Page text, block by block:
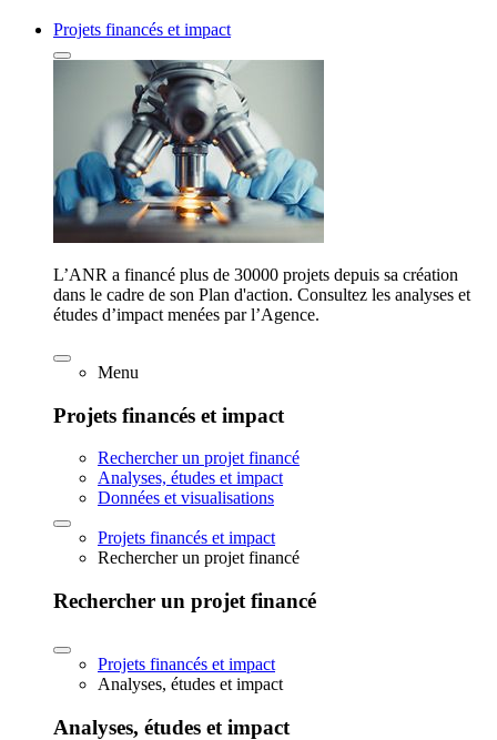
Projets financés et impact
L’ANR a financé plus de 30000 projets depuis sa création
dans le cadre de son Plan d'action. Consultez les analyses et
études d’impact menées par l’Agence.
Menu
Projets financés et impact
Rechercher un projet financé
Analyses, études et impact
Données et visualisations
Projets financés et impact
Rechercher un projet financé
Rechercher un projet financé
Projets financés et impact
Analyses, études et impact
Analyses, études et impact